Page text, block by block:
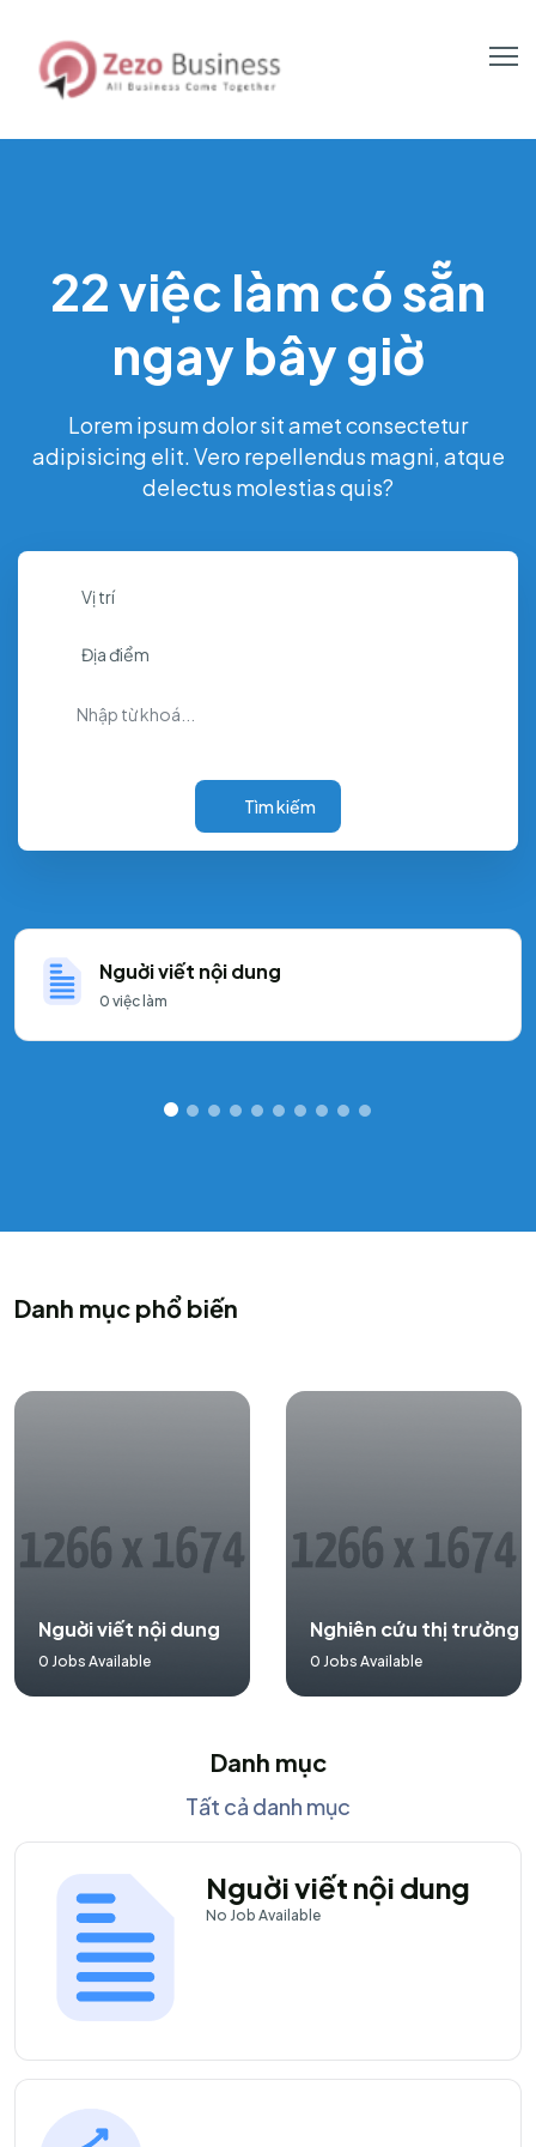
22 việc làm có sẵn
ngay bây giờ
Lorem ipsum dolor sit amet consectetur
adipisicing elit. Vero repellendus magni, atque
delectus molestias quis?
Vị trí
Địa điểm
Tìm kiếm
Nguời viết nội dung
0 việc làm
Danh mục phổ biến
Nguời viết nội dung
0 Jobs Available
Nghiên cứu thị trường
0 Jobs Available
Danh mục
Tất cả danh mục
Nguời viết nội dung
No Job Available